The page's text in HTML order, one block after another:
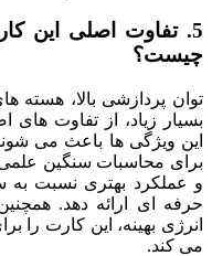
چیست؟
بسیار زیاد، از تفاوت
و عملکرد بهتری نسبت به
حرفه ای ارائه دهد.
انرژی بهینه، این کارت را
می کند.